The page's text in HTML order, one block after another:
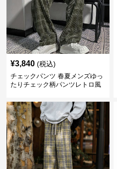
¥3,840 (税込)
チェックパンツ 春夏メンズゆっ
たりチェック柄パンツレトロ風